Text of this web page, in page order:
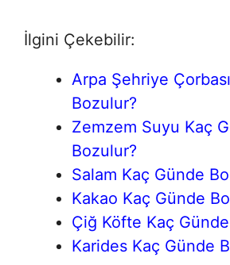
İlgini Çekebilir:
Arpa Şehriye
Bozulur?
Zemzem Suyu Kaç
Bozulur?
Salam Kaç Günde
Kakao Kaç Günde
Çiğ Köfte Kaç
Karides Kaç Günde